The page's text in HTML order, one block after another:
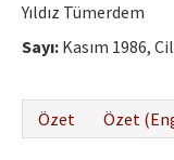
Yıldız Tümerdem
Sayı: Kasım 1986,
Özet
Özet